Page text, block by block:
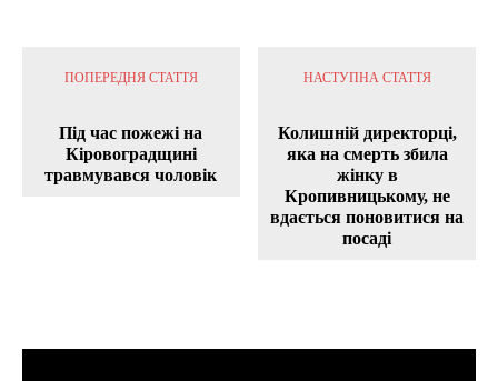
ПОПЕРЕДНЯ СТАТТЯ
Під час пожежі на
Кіровоградщині
травмувався чоловік
НАСТУПНА СТАТТЯ
Колишній директорці,
яка на смерть збила
жінку в
Кропивницькому, не
вдається поновитися на
посаді